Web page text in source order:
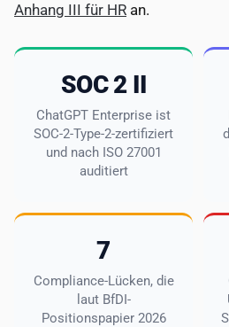
Anhang III für HR an.
SOC 2 II
ChatGPT Enterprise ist
SOC-2-Type-2-zertifiziert
und nach ISO 27001
auditiert
7
Compliance-Lücken, die
laut BfDI-
Positionspapier 2026